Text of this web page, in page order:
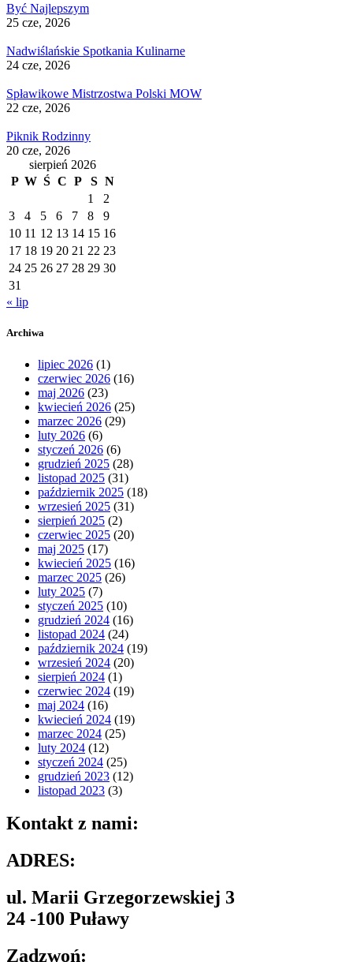
Być Najlepszym
25 cze, 2026
Nadwiślańskie Spotkania Kulinarne
24 cze, 2026
Spławikowe Mistrzostwa Polski MOW
22 cze, 2026
Piknik Rodzinny
20 cze, 2026
sierpień 2026
P W Ś C P S N
1
2
3
4 5 6 7 8
9
10 11 12 13 14 15 16
17 18 19 20 21 22 23
24 25 26 27 28 29 30
31
« lip
Archiwa
lipiec 2026 (1)
czerwiec 2026 (16)
maj 2026 (23)
kwiecień 2026 (25)
marzec 2026 (29)
luty 2026 (6)
styczeń 2026 (6)
grudzień 2025 (28)
listopad 2025 (31)
październik 2025 (18)
wrzesień 2025 (31)
sierpień 2025 (2)
czerwiec 2025 (20)
maj 2025 (17)
kwiecień 2025 (16)
marzec 2025 (26)
luty 2025 (7)
styczeń 2025 (10)
grudzień 2024 (16)
listopad 2024 (24)
październik 2024 (19)
wrzesień 2024 (20)
sierpień 2024 (1)
czerwiec 2024 (19)
maj 2024 (16)
kwiecień 2024 (19)
marzec 2024 (25)
luty 2024 (12)
styczeń 2024 (25)
grudzień 2023 (12)
listopad 2023 (3)
Kontakt z nami:
ADRES:
ul. Marii Grzegorzewskiej 3
24 -100 Puławy
Zadzwoń: